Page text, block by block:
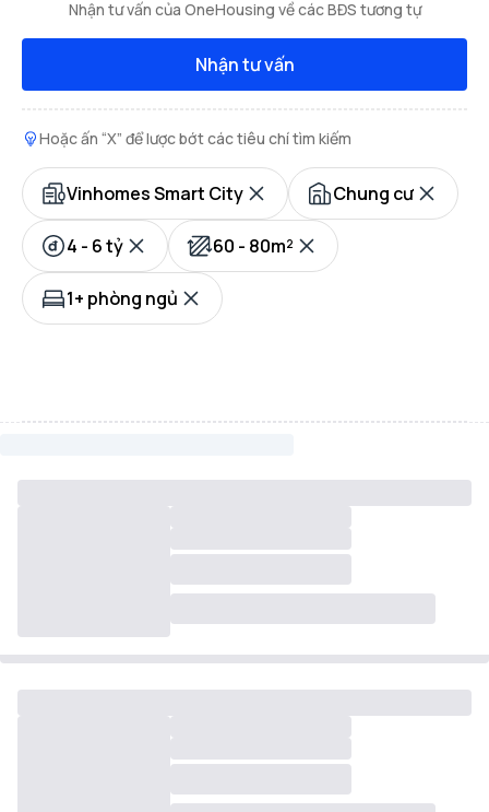
Nhận tư vấn của OneHousing về các BĐS tương tự
Nhận tư vấn
Hoặc ấn “X” để lược bớt các tiêu chí tìm kiếm
Vinhomes Smart City Chung cư
4 - 6 tỷ 60 - 80m²
1+ phòng ngủ